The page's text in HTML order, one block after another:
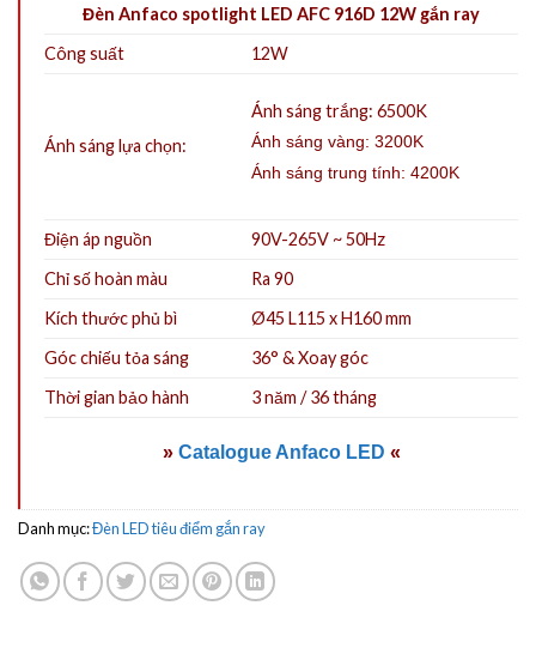
Đèn Anfaco spotlight LED AFC 916D 12W gắn ray
Công suất
12W
Ánh sáng lựa chọn:
Ánh sáng trắng: 6500K
Ánh sáng vàng: 3200K
Ánh sáng trung tính: 4200K
Điện áp nguồn
90V-265V ~ 50Hz
Chỉ số hoàn màu
Ra 90
Kích thước phủ bì
Ø45 L115 x H160 mm
Góc chiếu tỏa sáng
36° & Xoay góc
Thời gian bảo hành
3 năm / 36 tháng
» Catalogue Anfaco LED «
Danh mục:Đèn LED tiêu điểm gắn ray